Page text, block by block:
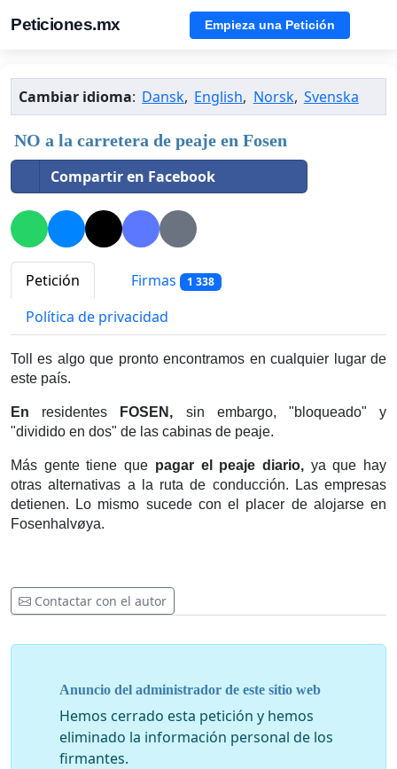
Peticiones.mx Empieza una Petición
Cambiar idioma: Dansk, English, Norsk, Svenska
NO a la carretera de peaje en Fosen
Compartir en Facebook
Petición Firmas 1 338
Política de privacidad
Toll es algo que pronto encontramos en cualquier lugar de
este país.
En residentes FOSEN, sin embargo, "bloqueado" y
"dividido en dos" de las cabinas de peaje.
Más gente tiene que pagar el peaje diario,ya que hay
otras alternativas a la ruta de conducción.
Las empresas
detienen.
Lo mismo sucede con el placer de alojarse en
Fosenhalvøya.
Contactar con el autor
Anuncio del administrador de este sitio web
Hemos cerrado esta petición y hemos
eliminado la información personal de los
firmantes.